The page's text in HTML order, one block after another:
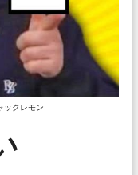
ックレモン